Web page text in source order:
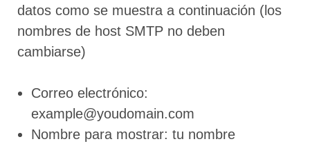
datos como se muestra a continuación (los
nombres de host SMTP no deben
cambiarse)
Correo electrónico:
example@youdomain.com
Nombre para mostrar: tu nombre